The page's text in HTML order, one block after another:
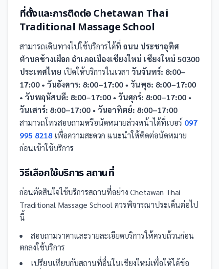
ที่ตั้งและการติดต่อ Chetawan Thai
Traditional Massage School
สามารถเดินทางไปใช้บริการได้ที่ ถนน ประชาอุทิศ
ตำบลช้างเผือก อำเภอเมืองเชียงใหม่ เชียงใหม่ 50300
ประเทศไทย เปิดให้บริการในเวลา วันจันทร์: 8:00–
17:00 • วันอังคาร: 8:00–17:00 • วันพุธ: 8:00–17:00
• วันพฤหัสบดี: 8:00–17:00 • วันศุกร์: 8:00–17:00 •
วันเสาร์: 8:00–17:00 • วันอาทิตย์: 8:00–17:00
สามารถโทรสอบถามหรือนัดหมายล่วงหน้าได้ที่เบอร์ 097
995 8218 เพื่อความสะดวก แนะนำให้ติดต่อนัดหมาย
ก่อนเข้าใช้บริการ
วิธีเลือกใช้บริการ สถานที่
ก่อนตัดสินใจใช้บริการสถานที่อย่าง Chetawan Thai
Traditional Massage School ควรพิจารณาประเด็นต่อไป
นี้
สอบถามราคาและรายละเอียดบริการให้ครบถ้วนก่อน
ตกลงใช้บริการ
เปรียบเทียบกับสถานที่อื่นในเชียงใหม่เพื่อให้ได้ข้อ